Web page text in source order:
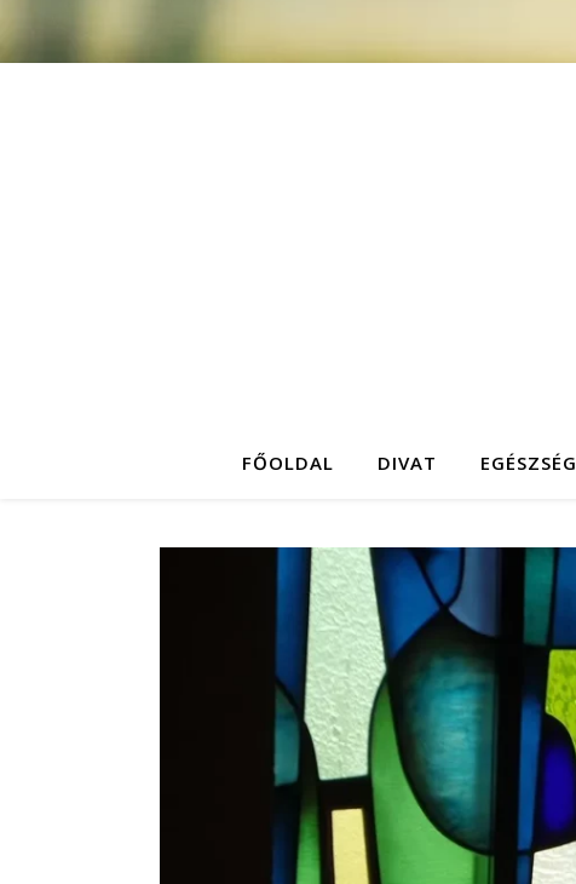
FŐOLDAL DIVAT EGÉSZSÉG